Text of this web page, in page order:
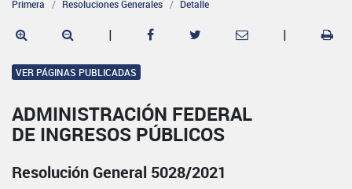
Primera Resoluciones Generales Detalle
| |
VER PÁGINAS PUBLICADAS
ADMINISTRACIÓN FEDERAL
DE INGRESOS PÚBLICOS
Resolución General 5028/2021